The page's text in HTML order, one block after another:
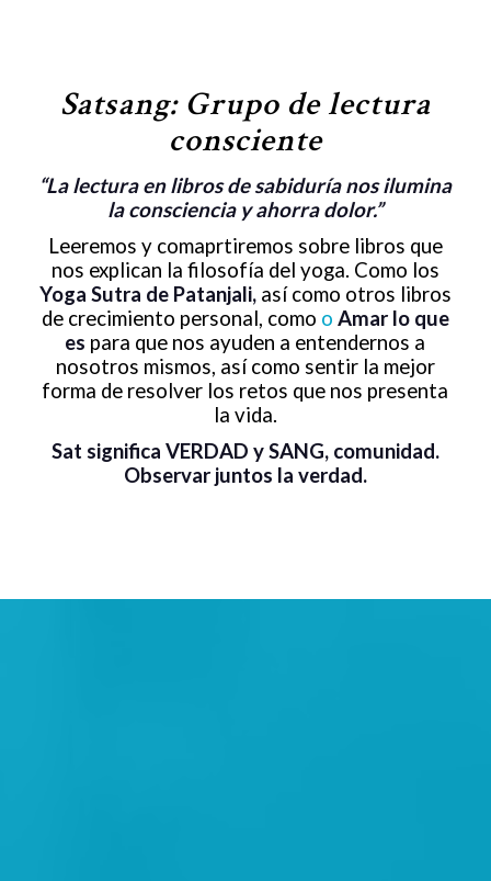
Satsang: Grupo de lectura
consciente
“La lectura en libros de sabiduría nos ilumina
la consciencia y ahorra dolor.”
Leeremos y comaprtiremos sobre libros que
nos explican la filosofía del yoga. Como los
Yoga Sutra de Patanjali,así como otros libros
de crecimiento personal, como o Amar lo que
es para que nos ayuden a entendernos a
nosotros mismos, así como sentir la mejor
forma de resolver los retos que nos presenta
la vida.
Sat significa VERDAD y SANG, comunidad.
Observar juntos la verdad.